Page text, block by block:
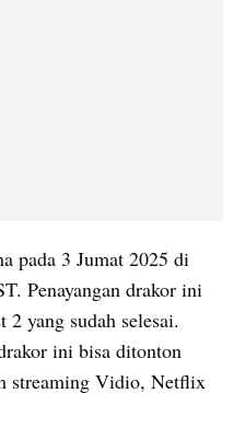
pada 3 Jumat 2025 di
Penayangan drakor ini
yang sudah selesai.
ini bisa ditonton
streaming Vidio, Netflix